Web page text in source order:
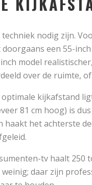
nodig zijn.
een 55-
model
over de ruimte,
kijkafstand
81 cm hoog) is
het achterste
tv haalt 250
daar zijn